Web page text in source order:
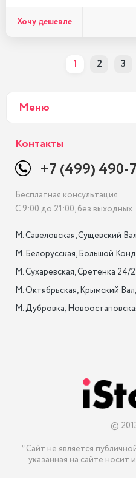
Хочу дешевле
1 2 3
Меню
Контакты
+7 (499) 490-
Бесплатная консультация
С 9:00 до 21:00, без выходных
М. Савеловская, Сущевский
М. Белорусская, Большой
М. Сухаревская, Сретенка 24/2
М. Октябрьская, Крымский
М. Дубровка,
©
*Сайт не является
указанная на сайте